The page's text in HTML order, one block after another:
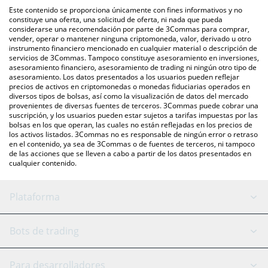
También puedes utilizar nuestra tabla de precios de HubSuite
que se encuentra arriba para verificar el último precio de
HubSuite en las principales monedas fiduciarias y
criptomonedas.
otras.
Este contenido se proporciona únicamente con fines informativos y no
constituye una oferta, una solicitud de oferta, ni nada que pueda
considerarse una recomendación por parte de 3Commas para comprar,
vender, operar o mantener ninguna criptomoneda, valor, derivado u otro
instrumento financiero mencionado en cualquier material o descripción de
servicios de 3Commas. Tampoco constituye asesoramiento en inversiones,
asesoramiento financiero, asesoramiento de trading ni ningún otro tipo de
asesoramiento. Los datos presentados a los usuarios pueden reflejar
precios de activos en criptomonedas o monedas fiduciarias operados en
diversos tipos de bolsas, así como la visualización de datos del mercado
provenientes de diversas fuentes de terceros. 3Commas puede cobrar una
suscripción, y los usuarios pueden estar sujetos a tarifas impuestas por las
bolsas en los que operan, las cuales no están reflejadas en los precios de
los activos listados. 3Commas no es responsable de ningún error o retraso
en el contenido, ya sea de 3Commas o de fuentes de terceros, ni tampoco
de las acciones que se lleven a cabo a partir de los datos presentados en
cualquier contenido.
Plataforma
Bot GRID
Bots de trading
Binance
Para desarrolladores